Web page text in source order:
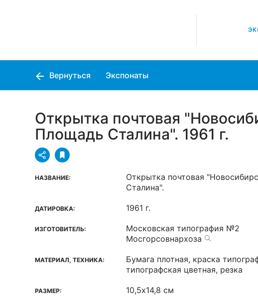
Вернуться Экспонаты
Открытка почтовая
Площадь Сталина". 1961 г.
НАЗВАНИЕ:
Открытка почтовая
Сталина".
ДАТИРОВКА: 1961 г.
ИЗГОТОВИТЕЛЬ:
Московская типография №2
Мосгорсовнархоза
МАТЕРИАЛ, ТЕХНИКА:
Бумага плотная, краска
типографская цветная, резка
РАЗМЕР: 10,5х14,8 см